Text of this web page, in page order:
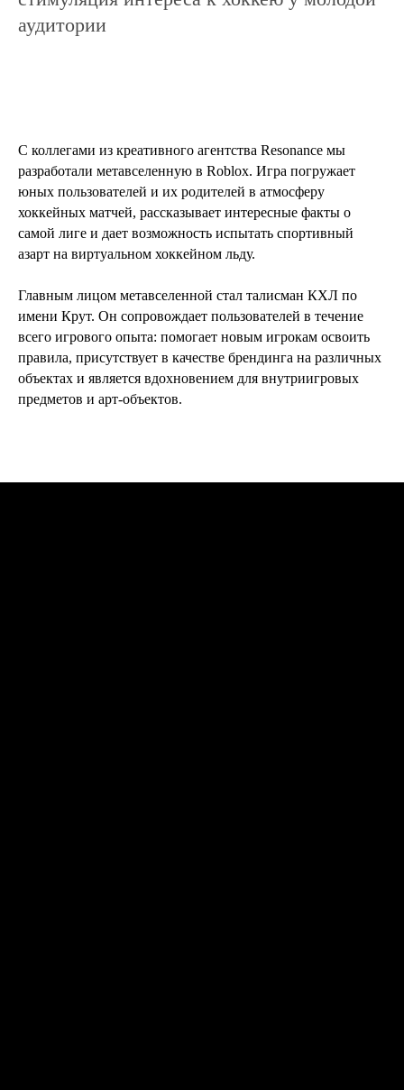
аудитории
С коллегами из креативного агентства Resonance мы
разработали метавселенную в Roblox. Игра погружает
юных пользователей и их родителей в атмосферу
хоккейных матчей, рассказывает интересные факты о
самой лиге и дает возможность испытать спортивный
азарт на виртуальном хоккейном льду.
Главным лицом метавселенной стал талисман КХЛ по
имени Крут. Он сопровождает пользователей в течение
всего игрового опыта: помогает новым игрокам освоить
правила, присутствует в качестве брендинга на различных
объектах и является вдохновением для внутриигровых
предметов и арт-объектов.